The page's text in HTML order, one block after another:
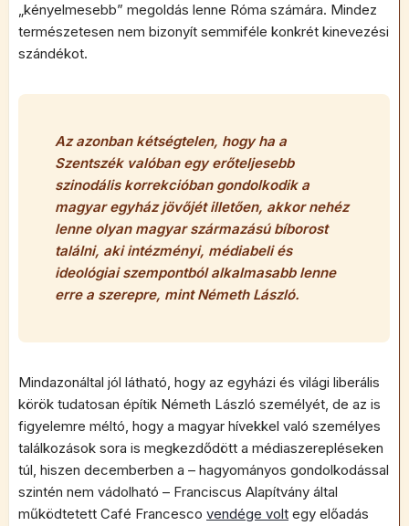
„kényelmesebb” megoldás lenne Róma számára. Mindez
természetesen nem bizonyít semmiféle konkrét kinevezési
szándékot.
Az azonban kétségtelen, hogy ha a
Szentszék valóban egy erőteljesebb
szinodális korrekcióban gondolkodik a
magyar egyház jövőjét illetően, akkor nehéz
lenne olyan magyar származású bíborost
találni, aki intézményi, médiabeli és
ideológiai szempontból alkalmasabb lenne
erre a szerepre, mint Németh László.
Mindazonáltal jól látható, hogy az egyházi és világi liberális
körök tudatosan építik Németh László személyét, de az is
figyelemre méltó, hogy a magyar hívekkel való személyes
találkozások sora is megkezdődött a médiaszerepléseken
túl, hiszen decemberben a – hagyományos gondolkodással
szintén nem vádolható – Franciscus Alapítvány által
működtetett Café Francesco vendége volt egy előadás